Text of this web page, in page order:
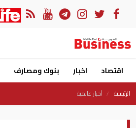
اقتصاد اخبار بنوك ومصارف
الرئيسية أخبار عالمية